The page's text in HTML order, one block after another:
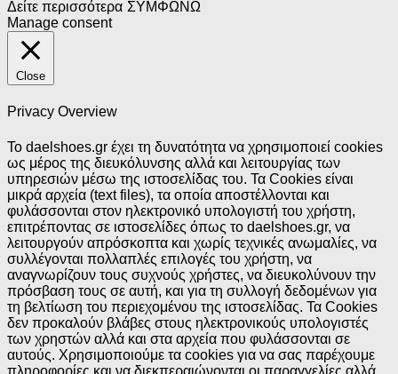
Δείτε περισσότερα ΣΥΜΦΩΝΩ
Manage consent
Close
Privacy Overview
Το daelshoes.gr έχει τη δυνατότητα να χρησιμοποιεί cookies
ως μέρος της διευκόλυνσης αλλά και λειτουργίας των
υπηρεσιών μέσω της ιστοσελίδας του. Τα Cookies είναι
μικρά αρχεία (text files), τα οποία απoστέλλονται και
φυλάσσονται στον ηλεκτρονικό υπολογιστή του χρήστη,
επιτρέποντας σε ιστοσελίδες όπως το daelshoes.gr, να
λειτουργούν απρόσκοπτα και χωρίς τεχνικές ανωμαλίες, να
συλλέγονται πολλαπλές επιλογές του χρήστη, να
αναγνωρίζουν τους συχνούς χρήστες, να διευκολύνουν την
πρόσβαση τους σε αυτή, και για τη συλλογή δεδομένων για
τη βελτίωση του περιεχομένου της ιστοσελίδας. Τα Cookies
δεν προκαλούν βλάβες στους ηλεκτρονικούς υπολογιστές
των χρηστών αλλά και στα αρχεία που φυλάσσονται σε
αυτούς. Χρησιμοποιούμε τα cookies για να σας παρέχουμε
πληροφορίες και να διεκπεραιώνονται οι παραγγελίες αλλά